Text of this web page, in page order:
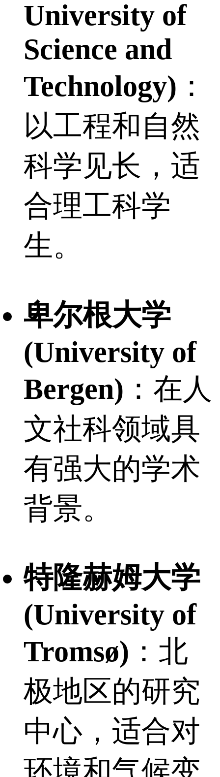
University of
Science and
Technology) ：
以工程和自然
科学见长，适
合理工科学
生。
卑尔根大学
(University of
Bergen) ：在人
文社科领域具
有强大的学术
背景。
特隆赫姆大学
(University of
Tromsø) ：北
极地区的研究
中心，适合对